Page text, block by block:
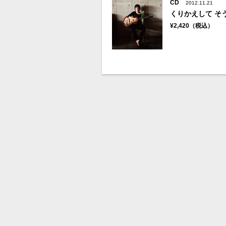
CD 2012.11.21
くりかえして そ
¥2,420（税込）